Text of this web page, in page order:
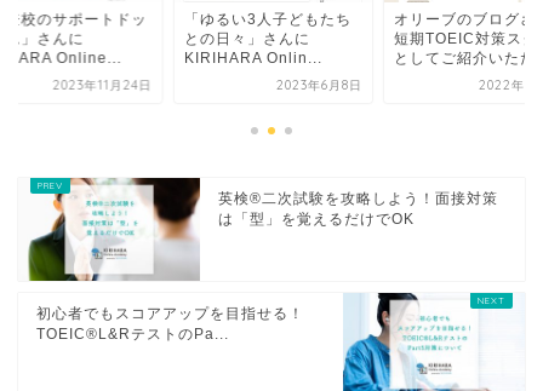
登校のサポートドッ
ム」さんに
Online...
2023年11月24日
「ゆるい3人子どもたち
との日々」さんに
KIRIHARA Onlin...
2023年6月8日
オリーブのブログさ
短期TOEIC対策スク
としてご紹介いただ
2022年10
英検®二次試験を攻略しよう！面接対策
は「型」を覚えるだけでOK
初心者でもスコアアップを目指せる！
TOEIC®L&RテストのPa...